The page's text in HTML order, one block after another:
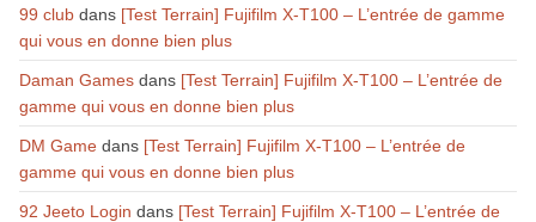
99 clubdans [Test Terrain] Fujifilm X-T100 – L’entrée de gamme
qui vous en donne bien plus
Daman Gamesdans [Test Terrain] Fujifilm X-T100 – L’entrée de
gamme qui vous en donne bien plus
DM Gamedans [Test Terrain] Fujifilm X-T100 – L’entrée de
gamme qui vous en donne bien plus
92 Jeeto Login dans [Test Terrain] Fujifilm X-T100 – L’entrée de